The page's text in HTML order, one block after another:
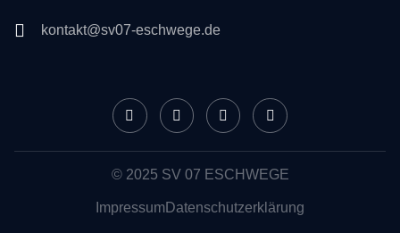
kontakt@sv07-eschwege.de
© 2025 SV 07 ESCHWEGE
ImpressumDatenschutzerklärung